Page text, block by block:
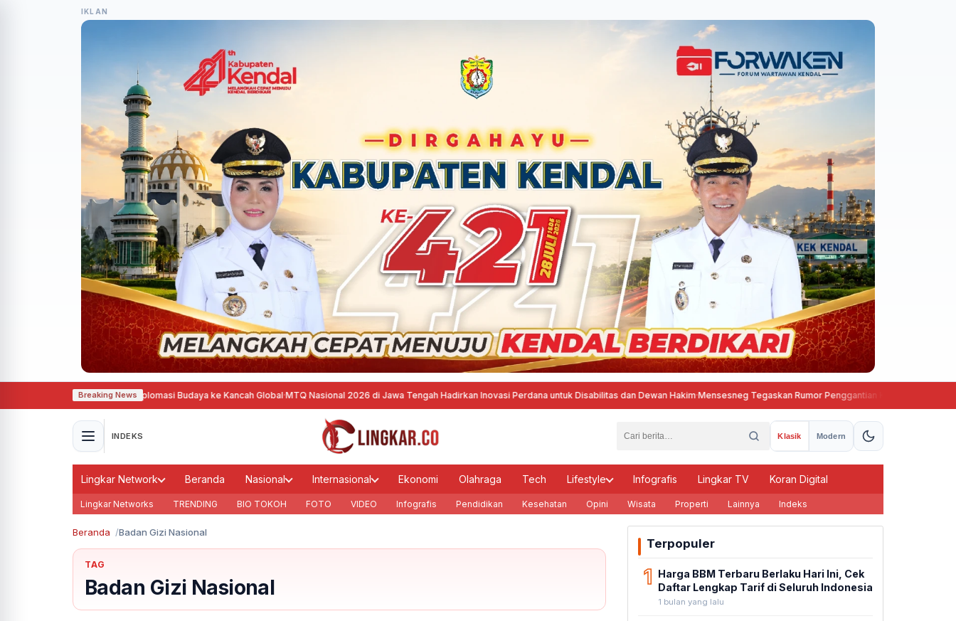
IKLAN
Breaking News
Agustina Dorong Diplomasi Budaya ke Kancah Global·MTQ Nasional 2026 di Jawa Tengah Hadirkan Inovasi Perdana untuk Disabilitas dan Dewan Hakim·Mensesneg Tegaskan Rumor Penggantian Kapolri Tidak Benar
INDEKS Klasik Modern
Lingkar Network Beranda Nasional Internasional Ekonomi Olahraga Tech Lifestyle Infografis Lingkar TV Koran Digital
Lingkar Networks TRENDING BIO TOKOH FOTO VIDEO Infografis Pendidikan Kesehatan Opini Wisata Properti Lainnya Indeks
Beranda Badan Gizi Nasional
TAG
Badan Gizi Nasional
Terpopuler
1 Harga BBM Terbaru Berlaku Hari Ini, Cek
Daftar Lengkap Tarif di Seluruh Indonesia
1 bulan yang lalu